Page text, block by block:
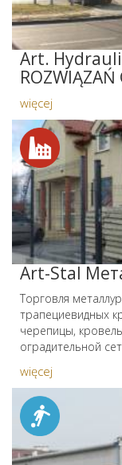
Art.
ROZWIĄZAŃ
więcej
Art-Stal
Торговля
трапециевидных
черепицы,
оградительной
więcej